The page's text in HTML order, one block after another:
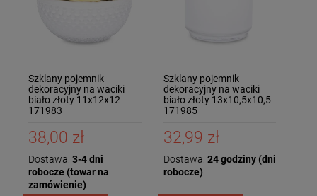
Szklany pojemnik
dekoracyjny na waciki
biało złoty 11x12x12
171983
38,00 zł
Dostawa: 3-4 dni
robocze (towar na
zamówienie)
Szklany pojemnik
dekoracyjny na waciki
biało złoty 13x10,5x10,5
171985
32,99 zł
Dostawa: 24 godziny (dni
robocze)